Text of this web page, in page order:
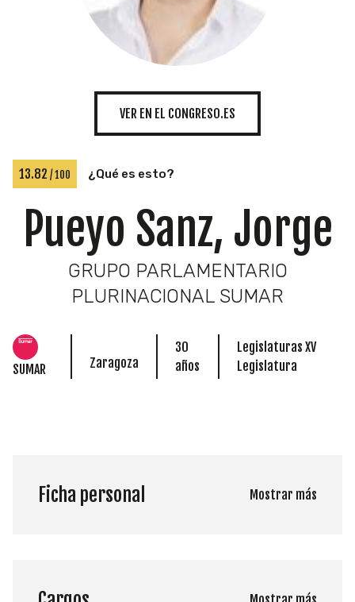
TEMÁTICAS
VER EN EL CONGRESO.ES
13.82 / 100 ¿Qué es esto?
Pueyo Sanz, Jorge
GRUPO PARLAMENTARIO
PLURINACIONAL SUMAR
SUMAR Zaragoza
30
años
Legislaturas XV
Legislatura
Ficha personal Mostrar más